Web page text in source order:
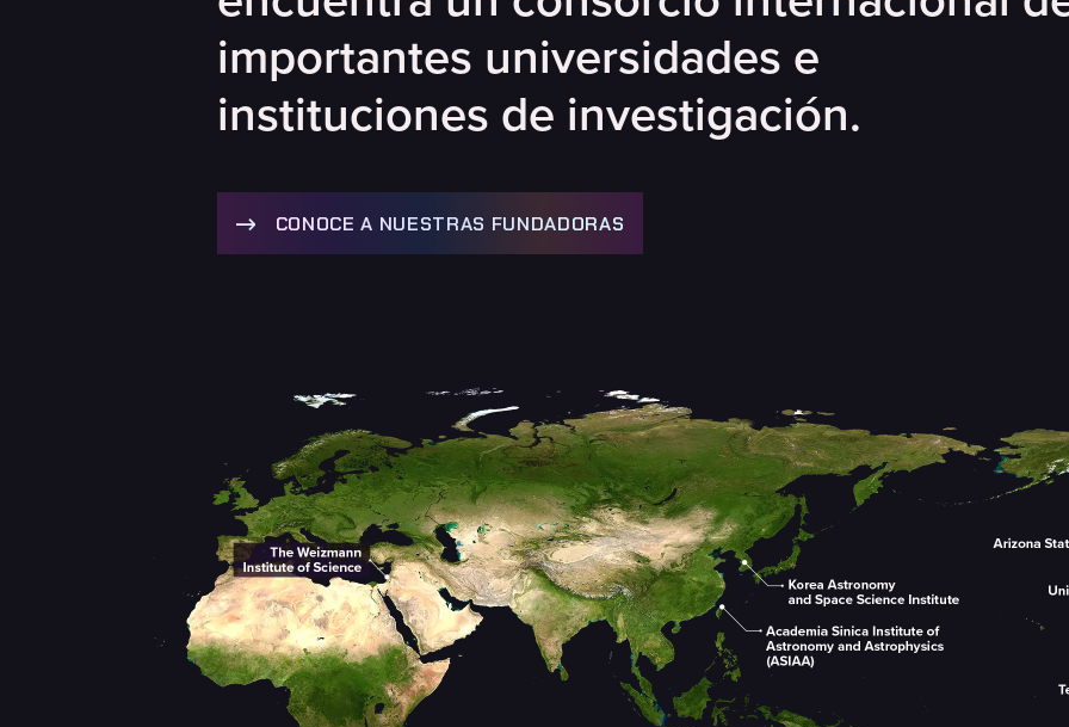
importantes universidades e
instituciones de investigación.
CONOCE A NUESTRAS FUNDADORAS